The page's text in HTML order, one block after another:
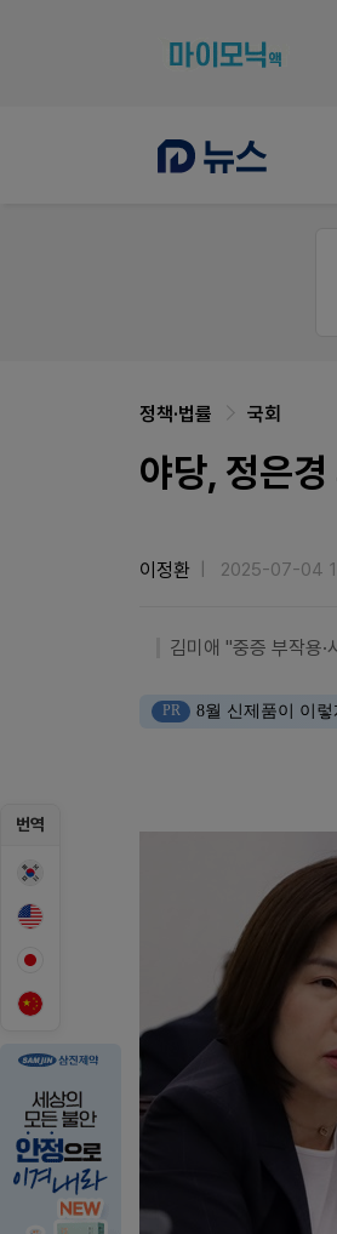
번역
정책·법률 국회
야당, 정은
이정환 2025-07-04
김미애 "중증 부작용
PR 8월 신제품이 이렇